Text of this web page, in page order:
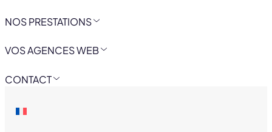
NOS PRESTATIONS
VOS AGENCES WEB
CONTACT